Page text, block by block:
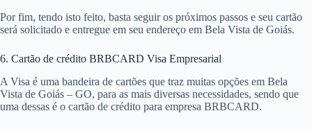
Por fim, tendo isto feito, basta seguir os próximos passos e seu cartão
será solicitado e entregue em seu endereço em Bela Vista de Goiás.
6. Cartão de crédito BRBCARD Visa Empresarial
A Visa é uma bandeira de cartões que traz muitas opções em Bela
Vista de Goiás – GO, para as mais diversas necessidades, sendo que
uma dessas é o cartão de crédito para empresa BRBCARD.